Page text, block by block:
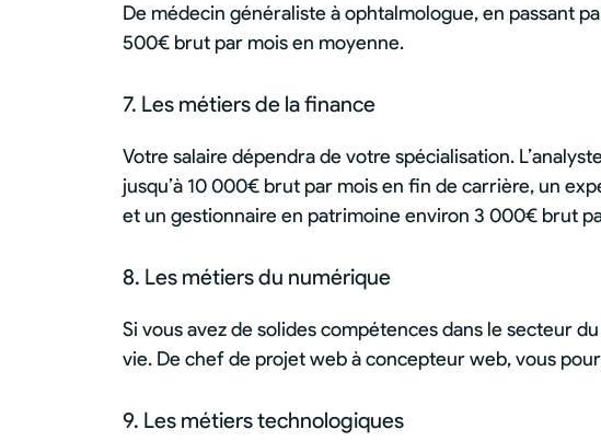
De médecin généraliste à ophtalmologue, en passant
500€ brut par mois en moyenne.
7. Les métiers de la finance
Votre salaire dépendra de votre spécialisation.
jusqu’à 10 000€ brut par mois en fin de carrière, un
et un gestionnaire en patrimoine environ 3 000€ brut
8. Les métiers du numérique
Si vous avez de solides compétences dans le secteur
vie. De chef de projet web à concepteur web, vous
9. Les métiers technologiques